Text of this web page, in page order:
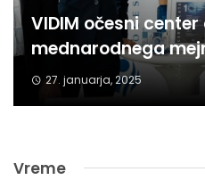
VIDIM očesni
mednarodnega
27. januarja, 2025
Vreme